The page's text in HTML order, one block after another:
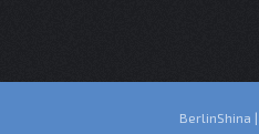
BerlinShina |